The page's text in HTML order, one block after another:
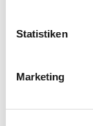
Statistiken
Marketing